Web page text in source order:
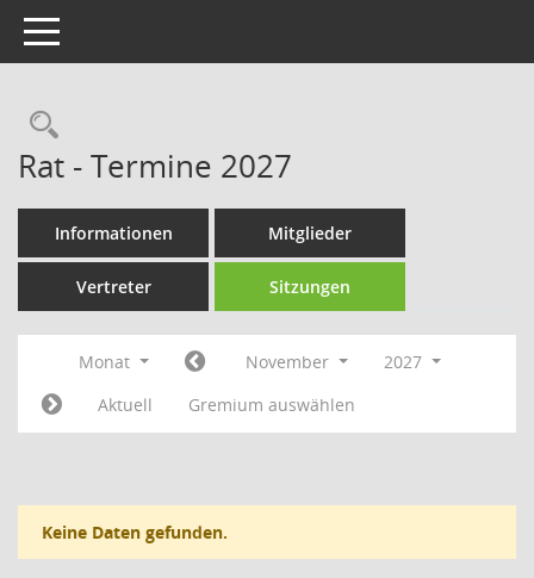
Toggle navigation
Rechercheauswahl
Rat - Termine 2027
Informationen Mitglieder
Vertreter Sitzungen
Monat November
2027
Aktuell
Gremium auswählen
Keine Daten gefunden.